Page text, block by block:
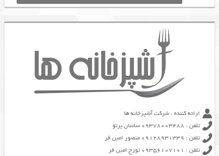
ارائه کننده : شرکت آشپزخانه ها
تلفن : 09378003488 ساسان پرتو
تلفن : 09128931339 منصور امین فر
تلفن : 09356107101 تورج امین فر